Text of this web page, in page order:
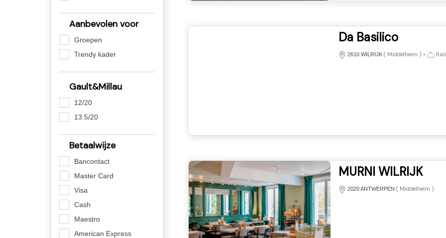
Aanbevolen voor
Groepen
Trendy kader
Gault&Millau
12/20
13.5/20
Betaalwijze
Bancontact
Master Card
Visa
Cash
Maestro
American Express
Da Basilico
2610 WILRIJK ( Middelheim ) •
MURNI WILRIJK
2020 ANTWERPEN ( Middelheim )